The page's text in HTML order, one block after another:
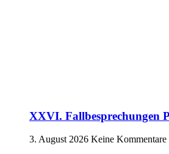
XXVI. Fallbesprechungen
3. August 2026 Keine Kommentare